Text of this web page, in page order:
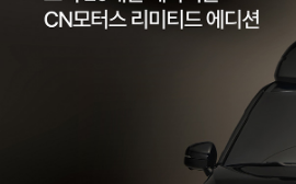
팩스 | 032-578-3966
통신판매업신고번호 | 제 2022-인천서구-2322호